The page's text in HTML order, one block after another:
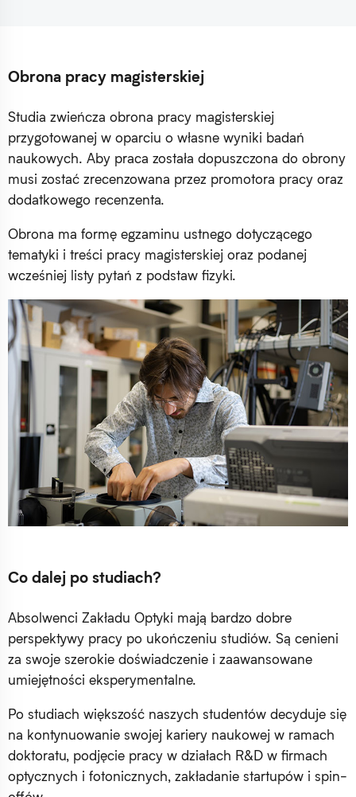
Obrona pracy magisterskiej
Studia zwieńcza obrona pracy magisterskiej
przygotowanej w oparciu o własne wyniki badań
naukowych. Aby praca została dopuszczona do obrony
musi zostać zrecenzowana przez promotora pracy oraz
dodatkowego recenzenta.
Obrona ma formę egzaminu ustnego dotyczącego
tematyki i treści pracy magisterskiej oraz podanej
wcześniej listy pytań z podstaw fizyki.
Co dalej po studiach?
Absolwenci Zakładu Optyki mają bardzo dobre
perspektywy pracy po ukończeniu studiów. Są cenieni
za swoje szerokie doświadczenie i zaawansowane
umiejętności eksperymentalne.
Po studiach większość naszych studentów decyduje się
na kontynuowanie swojej kariery naukowej w ramach
doktoratu, podjęcie pracy w działach R&D w firmach
optycznych i fotonicznych, zakładanie startupów i spin-